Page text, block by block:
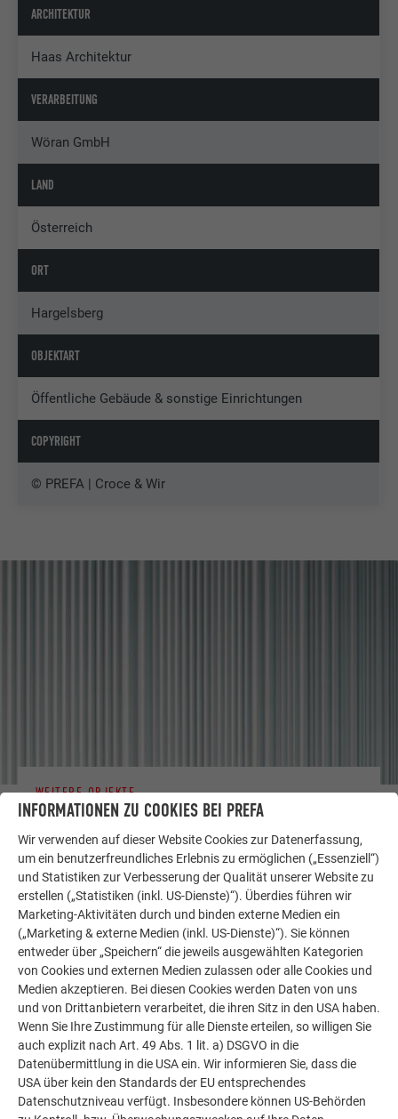
ARCHITEKTUR
Haas Architektur
VERARBEITUNG
Wöran GmbH
LAND
Österreich
ORT
Hargelsberg
OBJEKTART
Öffentliche Gebäude & sonstige Einrichtungen
COPYRIGHT
© PREFA | Croce & Wir
LASSEN SIE SICH INSPIRIEREN
WEITERE OBJEKTE
Die PREFA Referenzgalerie zeigt, wie vielseitig
Aluminium eingesetzt werden kann. Entdecken Sie
weitere beeindruckende Projekte mit den langlebigen
PREFA Aluminiumlösungen für Dach, Solar und
Fassade.
MEHR REFERENZEN ANSEHEN
INFORMATIONEN ZU COOKIES BEI PREFA
Wir verwenden auf dieser Website Cookies zur Datenerfassung,
um ein benutzerfreundliches Erlebnis zu ermöglichen („Essenziell“)
und Statistiken zur Verbesserung der Qualität unserer Website zu
erstellen („Statistiken (inkl. US-Dienste)“). Überdies führen wir
Marketing-Aktivitäten durch und binden externe Medien ein
(„Marketing & externe Medien (inkl. US-Dienste)“). Sie können
entweder über „Speichern“ die jeweils ausgewählten Kategorien
von Cookies und externen Medien zulassen oder alle Cookies und
Medien akzeptieren. Bei diesen Cookies werden Daten von uns
und von Drittanbietern verarbeitet, die ihren Sitz in den USA haben.
Wenn Sie Ihre Zustimmung für alle Dienste erteilen, so willigen Sie
auch explizit nach Art. 49 Abs. 1 lit. a) DSGVO in die
Datenübermittlung in die USA ein. Wir informieren Sie, dass die
USA über kein den Standards der EU entsprechendes
Datenschutzniveau verfügt. Insbesondere können US-Behörden